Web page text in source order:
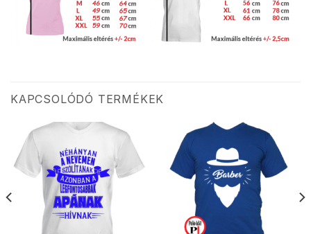
KAPCSOLÓDÓ TERMÉKEK